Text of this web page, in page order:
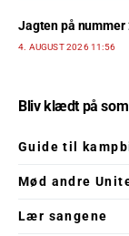
Jagten på nummer
4. AUGUST 2026 11:56
Bliv klædt på
Guide til
Mød andre
Lær sangene